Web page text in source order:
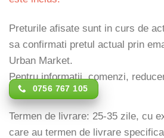
Preturile afisate sunt in curs de
sa confirmati pretul actual prin
Urban Market.
Pentru informatii, comenzi,
0756 767 105
Termen de livrare: 25-35 zile, cu
care au termen de livrare